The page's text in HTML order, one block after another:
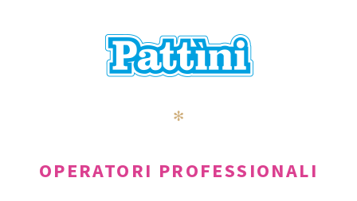
✻
OPERATORI PROFESSIONALI